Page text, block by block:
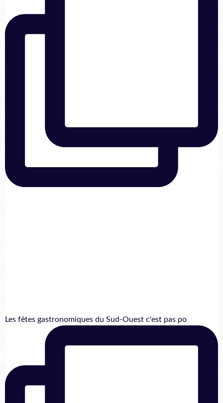
Les fêtes gastronomiques du Sud-Ouest c'est pas po